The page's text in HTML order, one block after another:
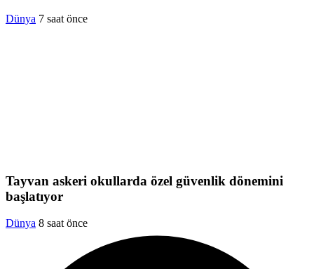
Dünya 7 saat önce
Tayvan askeri okullarda özel güvenlik dönemini
başlatıyor
Dünya 8 saat önce